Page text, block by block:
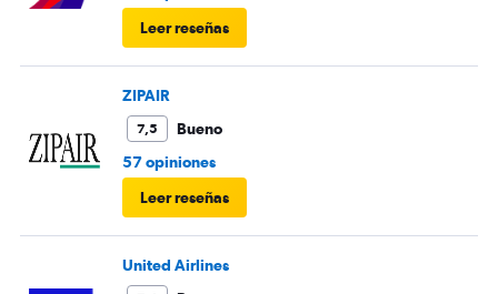
Leer reseñas
ZIPAIR
7,5
Bueno
57 opiniones
Leer reseñas
United Airlines